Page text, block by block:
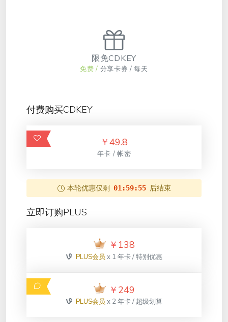
限免CDKEY
免费 / 分享卡券 / 每天
付费购买CDKEY
￥49.8
年卡 / 帐密
本轮优惠仅剩 01:59:55 后结束
立即订购PLUS
￥ 138
PLUS会员x 1 年卡 / 特别优惠
￥ 249
PLUS会员x 2 年卡 / 超级划算